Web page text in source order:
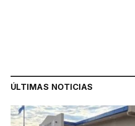
ÚLTIMAS NOTICIAS